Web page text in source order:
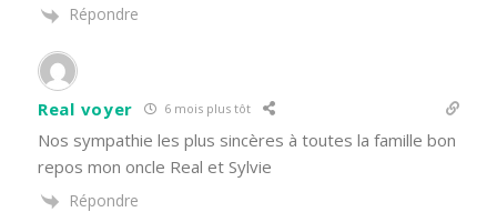
Répondre
Real voyer 6 mois plus tôt
Nos sympathie les plus sincères à toutes la famille bon
repos mon oncle Real et Sylvie
Répondre